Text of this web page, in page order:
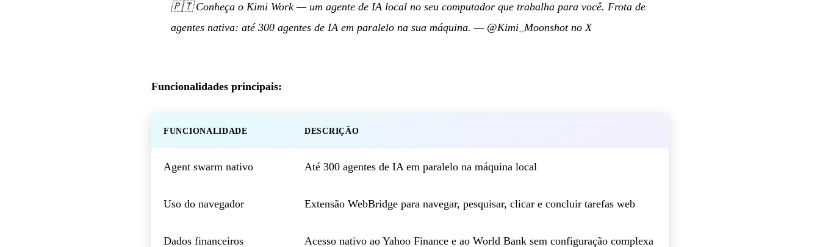
🇵🇹Conheça o Kimi Work — um agente de IA local no seu computador que trabalha para você. Frota de
agentes nativa: até 300 agentes de IA em paralelo na sua máquina. — @Kimi_Moonshot no X
Funcionalidades principais:
FUNCIONALIDADE DESCRIÇÃO
Agent swarm nativo Até 300 agentes de IA em paralelo na máquina local
Uso do navegador Extensão WebBridge para navegar, pesquisar, clicar e concluir tarefas web
Dados financeiros Acesso nativo ao Yahoo Finance e ao World Bank sem configuração complexa